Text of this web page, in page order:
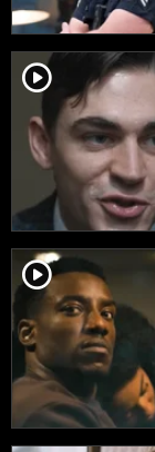
player2
player2